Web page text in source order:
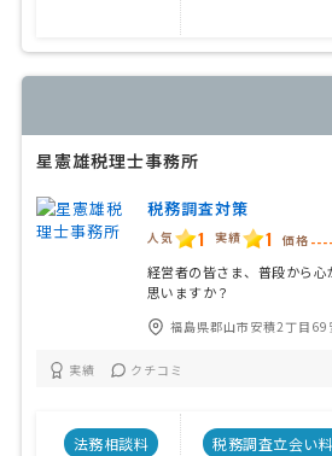
星憲雄税理士事務所
税務調査対策
人気 1 実績 1 価格
経営者の皆さま、普段から
思いますか？
福島県郡山市安積2丁目
実績 クチコミ
法務相談料 税務調査立会い